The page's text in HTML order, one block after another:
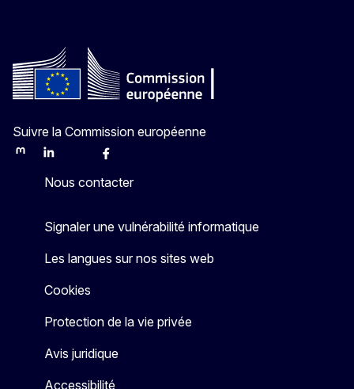
Suivre la Commission européenne
MastodonLinkedInBlueskyFacebook
Nous contacter
Signaler une vulnérabilité informatique
Les langues sur nos sites web
Cookies
Protection de la vie privée
Avis juridique
Accessibilité